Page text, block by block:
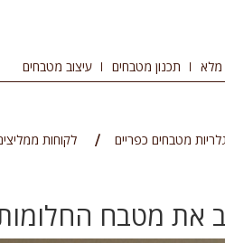
מלא תכנון מטבחים עיצוב מטבחים
גלריות מטבחים כפריים לקוחות
את מטבח